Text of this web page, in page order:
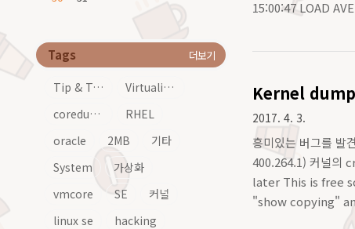
Tags 더보기
Tip & Tech
Virtualization
coredump
RHEL
oracle
2MB
기타
System
가상화
vmcore
SE
커널
linux se
hacking
15:00:47 LOAD
Kernel dump
2017. 4. 3.
흥미있는 버그를 발
400.264.1) 커널의
later This is free
"show copying"